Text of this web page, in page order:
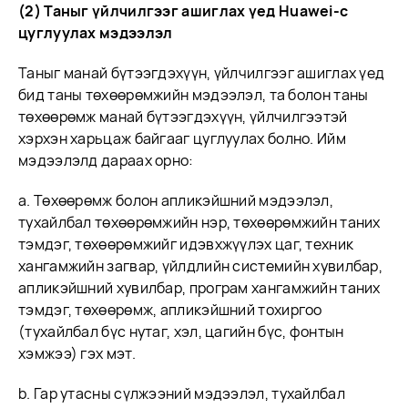
(2) Таныг үйлчилгээг ашиглах үед Huawei-с
цуглуулах мэдээлэл
Таныг манай бүтээгдэхүүн, үйлчилгээг ашиглах үед
бид таны төхөөрөмжийн мэдээлэл, та болон таны
төхөөрөмж манай бүтээгдэхүүн, үйлчилгээтэй
хэрхэн харьцаж байгааг цуглуулах болно. Ийм
мэдээлэлд дараах орно:
a. Төхөөрөмж болон апликэйшний мэдээлэл,
тухайлбал төхөөрөмжийн нэр, төхөөрөмжийн таних
тэмдэг, төхөөрөмжийг идэвхжүүлэх цаг, техник
хангамжийн загвар, үйлдлийн системийн хувилбар,
апликэйшний хувилбар, програм хангамжийн таних
тэмдэг, төхөөрөмж, апликэйшний тохиргоо
(тухайлбал бүс нутаг, хэл, цагийн бүс, фонтын
хэмжээ) гэх мэт.
b. Гар утасны сүлжээний мэдээлэл, тухайлбал